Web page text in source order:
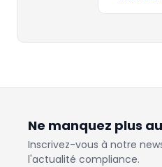
Ne manquez plus
Inscrivez-vous à notre
l'actualité compliance.